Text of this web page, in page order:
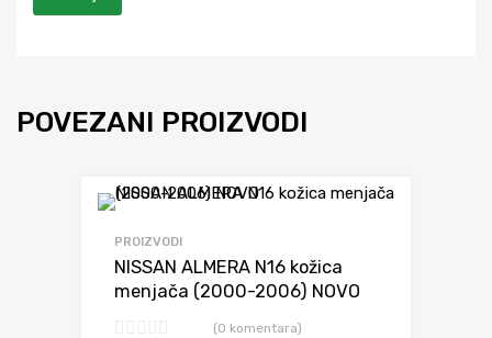
POVEZANI PROIZVODI
PROIZVODI
NISSAN ALMERA N16 kožica
menjača (2000-2006) NOVO
(0 komentara)